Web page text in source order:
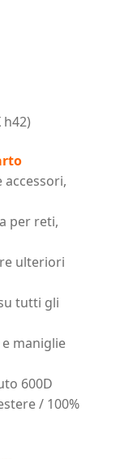
h42)
per reti,
ulteriori
tutti gli
maniglie
600D
/ 100%